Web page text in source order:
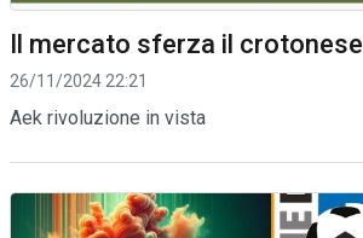
Il mercato sferza il crotonese
26/11/2024 22:21
Aek rivoluzione in vista